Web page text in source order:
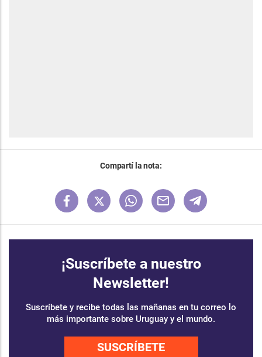
Compartí la nota:
¡Suscríbete a nuestro
Newsletter!
Suscríbete y recibe todas las mañanas en tu correo lo
más importante sobre Uruguay y el mundo.
SUSCRÍBETE